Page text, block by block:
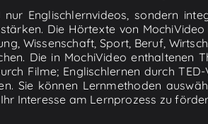
Englischlernvideos, sondern
Die Hörtexte von
Wissenschaft, Sport, Beruf,
Die in MochiVideo enthaltenen
Filme; Englischlernen durch
Sie können Lernmethoden
Interesse am Lernprozess zu